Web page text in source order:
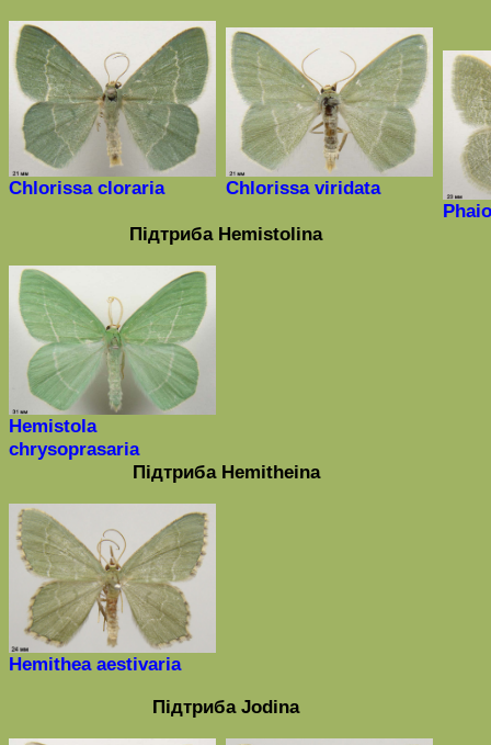
Chlorissa cloraria
Chlorissa viridata
Підтриба Hemistolina
Hemistola
chrysoprasaria
Підтриба Hemitheina
Hemithea aestivaria
ПідтрибаJodina